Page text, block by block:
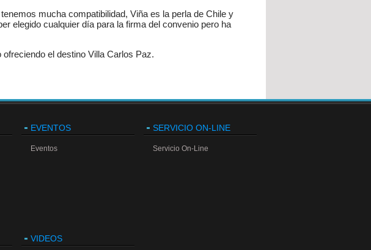
mucha compatibilidad, Viña es la perla de Chile y
elegido cualquier día para la firma del convenio pero ha
el destino Villa Carlos Paz.
EVENTOS
Eventos
SERVICIO ON-LINE
Servicio On-Line
VIDEOS